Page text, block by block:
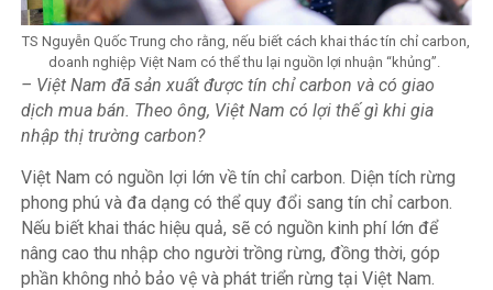
TS Nguyễn Quốc Trung cho rằng, nếu biết cách khai thác tín chỉ carbon,
doanh nghiệp Việt Nam có thể thu lại nguồn lợi nhuận “khủng”.
– Việt Nam đã sản xuất được tín chỉ carbon và có giao
dịch mua bán. Theo ông, Việt Nam có lợi thế gì khi gia
nhập thị trường carbon?
Việt Nam có nguồn lợi lớn về tín chỉ carbon. Diện tích rừng
phong phú và đa dạng có thể quy đổi sang tín chỉ carbon.
Nếu biết khai thác hiệu quả, sẽ có nguồn kinh phí lớn để
nâng cao thu nhập cho người trồng rừng, đồng thời, góp
phần không nhỏ bảo vệ và phát triển rừng tại Việt Nam.